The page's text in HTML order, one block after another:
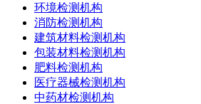
环境检测机构
消防检测机构
建筑材料检测机构
包装材料检测机构
肥料检测机构
医疗器械检测机构
中药材检测机构